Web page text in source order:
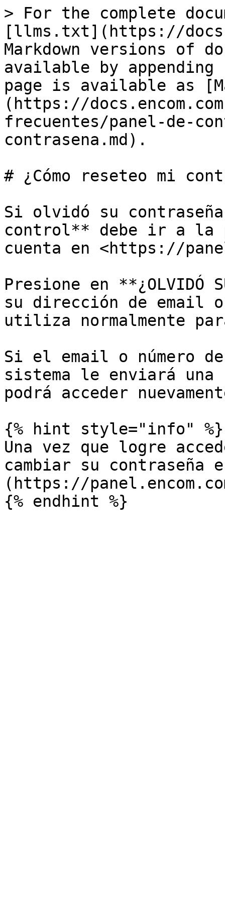
> For the complete
[llms.txt](https://
Markdown versions of
available by
page is available as
(https://
frecuentes/panel-de-
contrasena.md).
# ¿Cómo reseteo mi
Si olvidó su
control** debe ir a la
cuenta en <https://
Presione en **¿OLVIDÓ
su dirección de email
utiliza normalmente
Si el email o número
sistema le enviará una
podrá acceder
{% hint style="info" %}
Una vez que logre
cambiar su contraseña
(https://